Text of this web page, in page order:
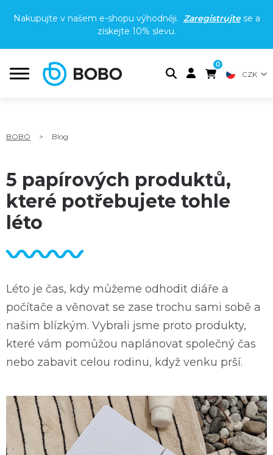
Nakupujte v našem e-shopu výhodněji. Zaregistrujtese a
získejte 10% slevu.
0
CZK
BOBO > Blog
5 papírových produktů,
které potřebujete tohle
léto
Léto je čas, kdy můžeme odhodit diáře a
počítače a věnovat se zase trochu sami sobě a
našim blízkým. Vybrali jsme proto produkty,
které vám pomůžou naplánovat společný čas
nebo zabavit celou rodinu, když venku prší.